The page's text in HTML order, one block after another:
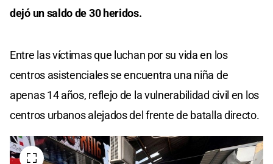
dejó un saldo de 30 heridos.
Entre las víctimas que luchan por su vida en los
centros asistenciales se encuentra una niña de
apenas 14 años, reflejo de la vulnerabilidad civil en los
centros urbanos alejados del frente de batalla directo.